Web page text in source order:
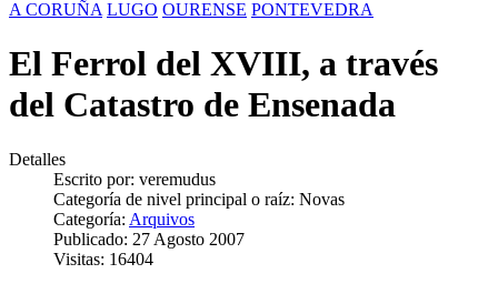
A CORUÑA LUGO OURENSE PONTEVEDRA
El Ferrol del XVIII, a través
del Catastro de Ensenada
Detalles
Escrito por: veremudus
Categoría de nivel principal o raíz: Novas
Categoría: Arquivos
Publicado: 27 Agosto 2007
Visitas: 16404